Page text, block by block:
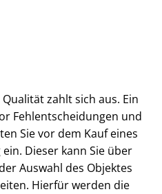
zahlt sich aus. Ein
Fehl­ent­schei­dun­gen und
Sie vor dem Kauf eines
Dieser kann Sie über
Auswahl des Objektes
Hierfür werden die